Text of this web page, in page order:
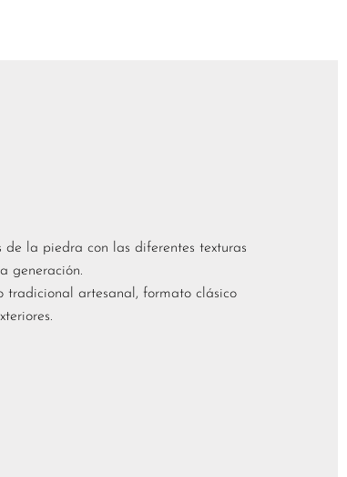
la piedra con las diferentes texturas
generación.
tradicional artesanal, formato clásico